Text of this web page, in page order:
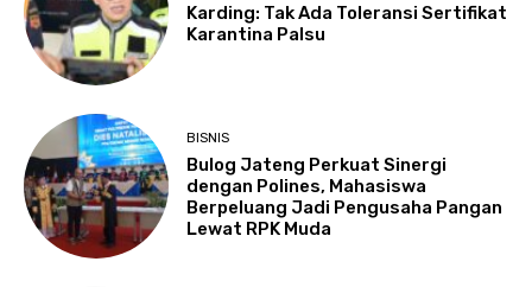
Karding: Tak Ada Toleransi Sertifikat
Karantina Palsu
BISNIS
Bulog Jateng Perkuat Sinergi
dengan Polines, Mahasiswa
Berpeluang Jadi Pengusaha Pangan
Lewat RPK Muda